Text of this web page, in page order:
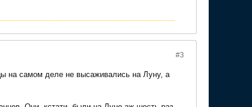
#3
на самом деле не высаживались на Луну, а